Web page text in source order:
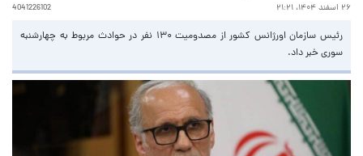
۲۶ اسفند ۱۴۰۴، ۲۱:۲۱ 4041226102
رئیس سازمان اورژانس کشور از مصدومیت ۱۳۰ نفر در حوادث مربوط به چهارشنبه
سوری خبر داد.